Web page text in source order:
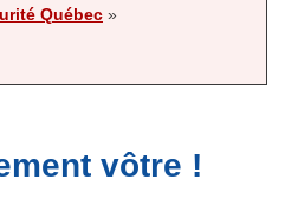
Québec »
vôtre !